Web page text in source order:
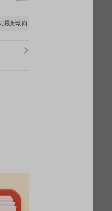
新动向 上市公司限售股解禁一览